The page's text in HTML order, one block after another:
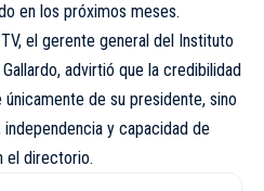
en los próximos meses.
el gerente general del Instituto
advirtió que la credibilidad
de su presidente, sino
y capacidad de
el directorio.